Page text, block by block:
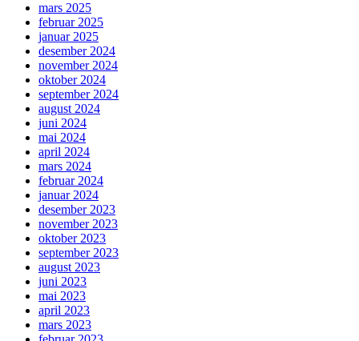
mars 2025
februar 2025
januar 2025
desember 2024
november 2024
oktober 2024
september 2024
august 2024
juni 2024
mai 2024
april 2024
mars 2024
februar 2024
januar 2024
desember 2023
november 2023
oktober 2023
september 2023
august 2023
juni 2023
mai 2023
april 2023
mars 2023